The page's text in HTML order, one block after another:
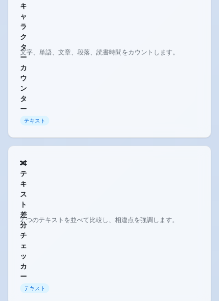
キ
ャ
ラ
ク
タ
ー
カ
ウ
ン
タ
ー
文字、単語、文章、段落、読書時間をカウントします。
テキスト
🔀
テ
キ
ス
ト
差
分
チ
ェ
ッ
カ
ー
2 つのテキストを並べて比較し、相違点を強調します。
テキスト